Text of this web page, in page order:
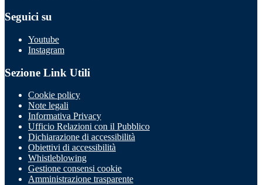
Seguici su
Youtube
Instagram
Sezione Link Utili
Cookie policy
Note legali
Informativa Privacy
Ufficio Relazioni con il Pubblico
Dichiarazione di accessibilità
Obiettivi di accessibilità
Whistleblowing
Gestione consensi cookie
Amministrazione trasparente